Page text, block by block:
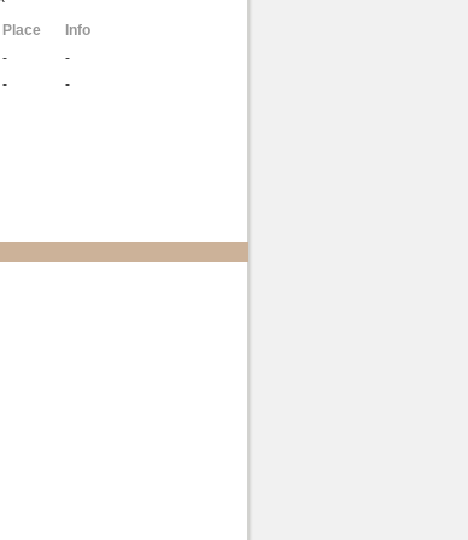
Place
Info
-
-
- -